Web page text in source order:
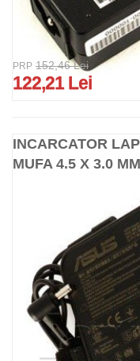
PRP 152,46 Lei
122,21 Lei
INCARCATOR
MUFA 4.5 X 3.0